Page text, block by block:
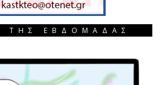
ΤΗΣ ΕΒΔΟΜΑΔΑΣ